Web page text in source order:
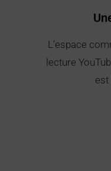
L’espace
lecture
est